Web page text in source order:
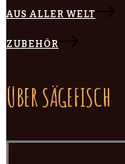
AUS ALLER WELT
ZUBEHÖR
ÜBER SÄGEFISCH